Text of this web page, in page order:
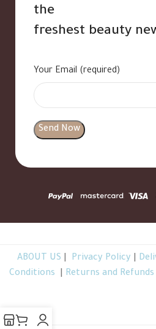
the
freshest beauty
Your Email (required)
ABOUT US Privacy Policy
Conditions
Returns and Refunds